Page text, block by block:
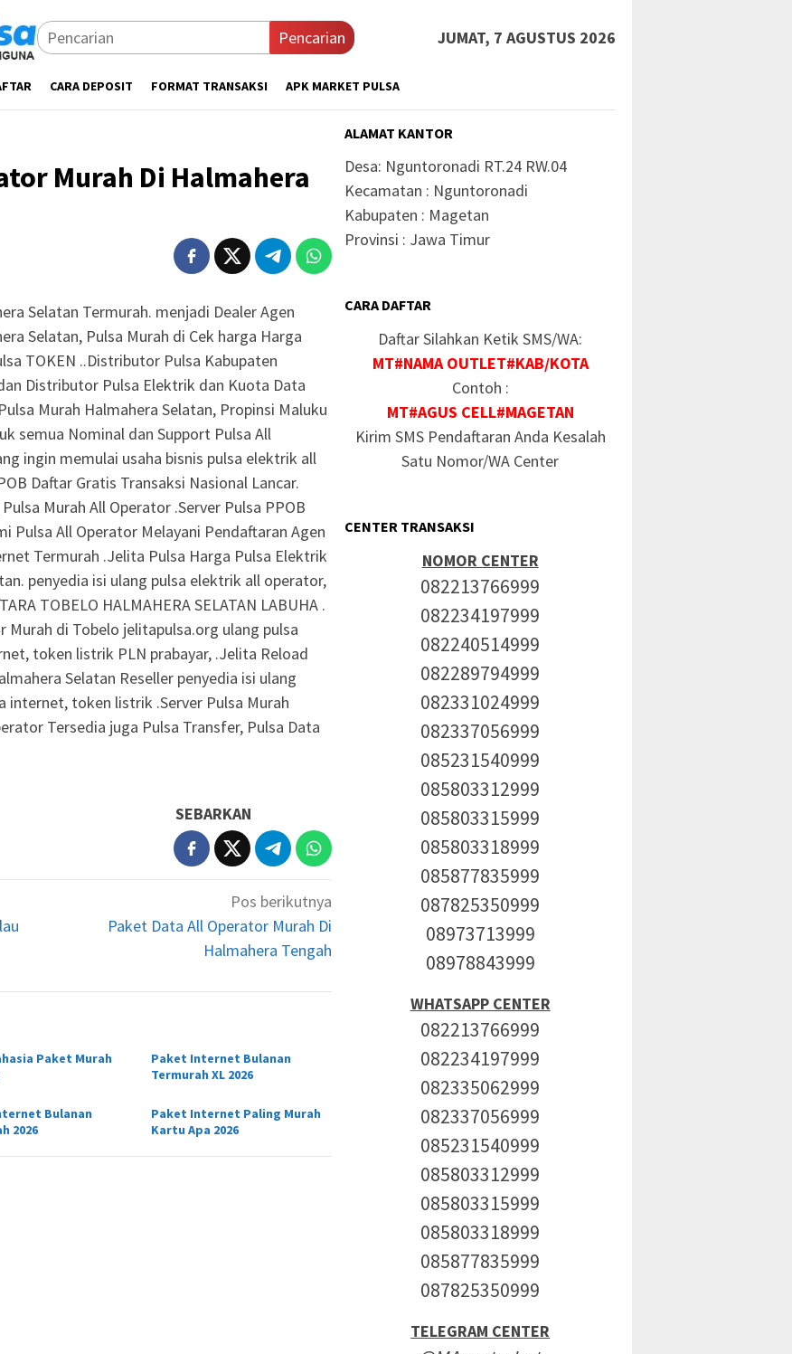
Pencarian JUMAT, 7 AGUSTUS 2026
CARA DEPOSIT FORMAT TRANSAKSI APK MARKET PULSA
Murah Di Halmahera
Selatan Termurah. menjadi Dealer Agen
Selatan, Pulsa Murah di Cek harga Harga
TOKEN ..Distributor Pulsa Kabupaten
Distributor Pulsa Elektrik dan Kuota Data
Murah Halmahera Selatan, Propinsi Maluku
semua Nominal dan Support Pulsa All
ingin memulai usaha bisnis pulsa elektrik all
Daftar Gratis Transaksi Nasional Lancar.
Murah All Operator .Server Pulsa PPOB
Pulsa All Operator Melayani Pendaftaran Agen
Termurah .Jelita Pulsa Harga Pulsa Elektrik
penyedia isi ulang pulsa elektrik all operator,
TOBELO HALMAHERA SELATAN LABUHA .
Murah di Tobelo jelitapulsa.org ulang pulsa
token listrik PLN prabayar, .Jelita Reload
Selatan Reseller penyedia isi ulang
token listrik .Server Pulsa Murah
Tersedia juga Pulsa Transfer, Pulsa Data
SEBARKAN
Pos berikutnya
Paket Data All Operator Murah Di
Halmahera Tengah
Paket Murah
Paket Internet Bulanan
Termurah XL 2026
Bulanan
2026
Paket Internet Paling Murah
Kartu Apa 2026
ALAMAT KANTOR
Desa: Nguntoronadi RT.24 RW.04
Kecamatan : Nguntoronadi
Kabupaten : Magetan
Provinsi : Jawa Timur
CARA DAFTAR
Daftar Silahkan Ketik SMS/WA:
MT#NAMA OUTLET#KAB/KOTA
Contoh :
MT#AGUS CELL#MAGETAN
Kirim SMS Pendaftaran Anda Kesalah
Satu Nomor/WA Center
CENTER TRANSAKSI
NOMOR CENTER
082213766999
082234197999
082240514999
082289794999
082331024999
082337056999
085231540999
085803312999
085803315999
085803318999
085877835999
087825350999
08973713999
08978843999
WHATSAPP CENTER
082213766999
082234197999
082335062999
082337056999
085231540999
085803312999
085803315999
085803318999
085877835999
087825350999
TELEGRAM CENTER